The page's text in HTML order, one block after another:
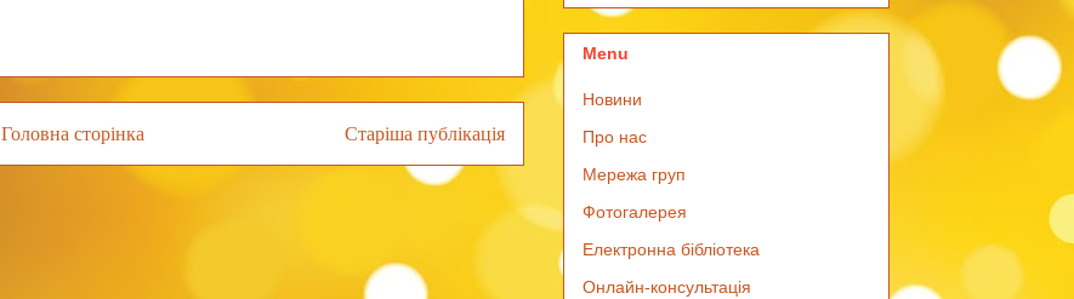
Старіша публікація
Головна сторінка
Menu
Новини
Про нас
Мережа груп
Фотогалерея
Електронна бібліотека
Онлайн-консультація